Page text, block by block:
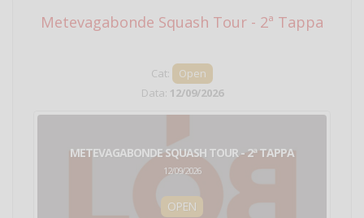
Metevagabonde Squash Tour - 2ª Tappa
Cat:
Open
Data: 12/09/2026
METEVAGABONDE SQUASH TOUR - 2ª TAPPA
12/09/2026
OPEN